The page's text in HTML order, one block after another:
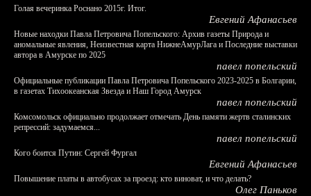
Голая вечеринка Роснано 2015г. Итог.
Евгений Афанасьев
Новые находки Павла Петровича Попельского: Архив газеты Природа и
аномальные явления, Неизвестная карта НижнеАмурЛага и Последние выставки
автора в Амурске по 2025
павел попельский
Официальные публикации Павла Петровича Попельского 2023-2025 в Болгарии,
в газетах Тихоокеанская Звезда и Наш Город Амурск
павел попельский
Комсомольск официально продолжает отмечать День памяти жертв сталинских
репрессий: задумаемся...
павел попельский
Кого боится Путин: Сергей Фургал
Евгений Афанасьев
Повышение платы в автобусах за проезд: кто виноват, и что делать?
Олег Паньков